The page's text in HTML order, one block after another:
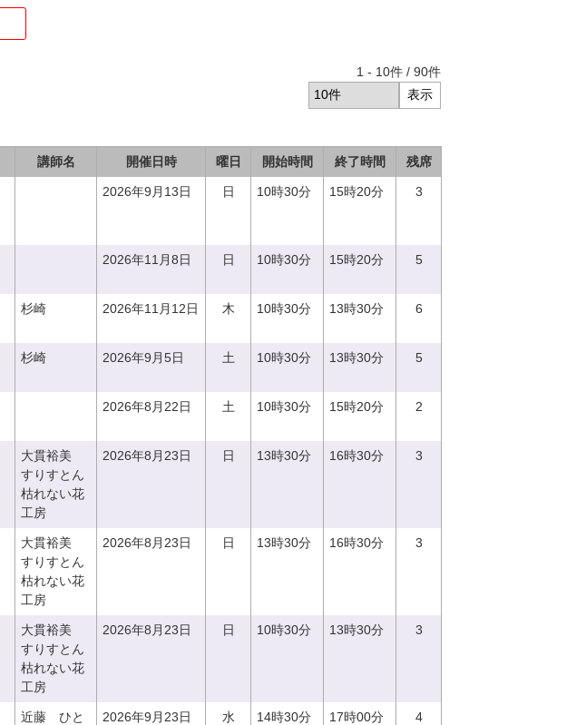
1 - 10件 / 90件
講師名 開催日時 曜日 開始時間 終了時間 残席
2026年9月13日 日 10時30分 15時20分 3
2026年11月8日 日 10時30分 15時20分 5
杉崎 2026年11月12日 木 10時30分 13時30分 6
杉崎 2026年9月5日 土 10時30分 13時30分 5
2026年8月22日 土 10時30分 15時20分 2
大貫裕美
すりすとん
枯れない花
工房
2026年8月23日 日 13時30分 16時30分 3
大貫裕美
すりすとん
枯れない花
工房
2026年8月23日 日 13時30分 16時30分 3
大貫裕美
すりすとん
枯れない花
工房
2026年8月23日 日 10時30分 13時30分 3
近藤 ひと
2026年9月23日 水 14時30分 17時00分 4